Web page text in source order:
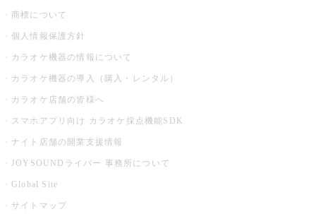
商標について
個人情報保護方針
カラオケ機器の情報について
カラオケ機器の導入（購入・レンタル）
カラオケ店舗の皆様へ
スマホアプリ向け カラオケ採点機能SDK
ナイト店舗の開業支援情報
JOYSOUNDライバー 事務所について
Global Site
サイトマップ